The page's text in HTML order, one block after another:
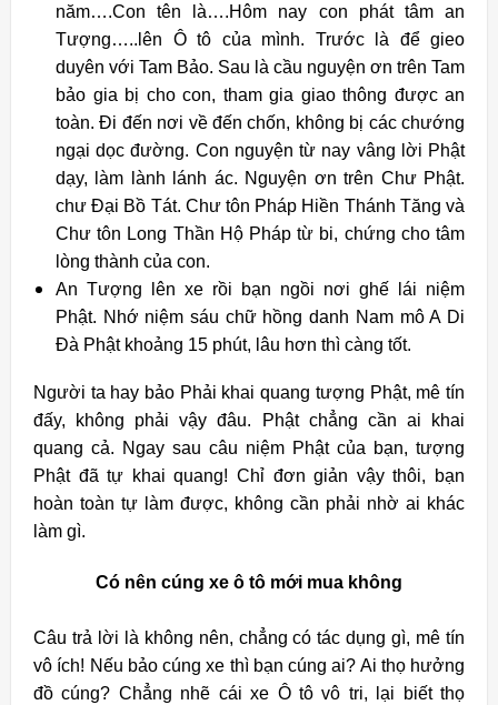
năm….Con tên là….Hôm nay con phát tâm an
Tượng…..lên Ô tô của mình. Trước là để gieo
duyên với Tam Bảo. Sau là cầu nguyện ơn trên Tam
bảo gia bị cho con, tham gia giao thông được an
toàn. Đi đến nơi về đến chốn, không bị các chướng
ngại dọc đường. Con nguyện từ nay vâng lời Phật
dạy, làm lành lánh ác. Nguyện ơn trên Chư Phật.
chư Đại Bồ Tát. Chư tôn Pháp Hiền Thánh Tăng và
Chư tôn Long Thần Hộ Pháp từ bi, chứng cho tâm
lòng thành của con.
An Tượng lên xe rồi bạn ngồi nơi ghế lái niệm
Phật. Nhớ niệm sáu chữ hồng danh Nam mô A Di
Đà Phật khoảng 15 phút, lâu hơn thì càng tốt.
Người ta hay bảo Phải khai quang tượng Phật, mê tín
đấy, không phải vậy đâu. Phật chẳng cần ai khai
quang cả. Ngay sau câu niệm Phật của bạn, tượng
Phật đã tự khai quang! Chỉ đơn giản vậy thôi, bạn
hoàn toàn tự làm được, không cần phải nhờ ai khác
làm gì.
Có nên cúng xe ô tô mới mua không
Câu trả lời là không nên, chẳng có tác dụng gì, mê tín
vô ích! Nếu bảo cúng xe thì bạn cúng ai? Ai thọ hưởng
đồ cúng? Chẳng nhẽ cái xe Ô tô vô tri, lại biết thọ